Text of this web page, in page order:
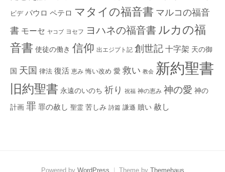
ビデ パウロ ペテロ マタイの福音書 マルコの福音
書 モーセ ヤコブ ヨセフ ヨハネの福音書 ルカの福
音書 使徒の働き 信仰 出エジプト記 創世記 十字架 天の御
国 天国 律法 復活 恵み 悔い改め 愛 救い 教会 新約聖書
旧約聖書 永遠のいのち 祈り 祝福 神の恵み 神の愛 神の
計画 罪 罪の赦し 聖霊 苦しみ 詩篇 謙遜 贖い 赦し
Powered by WordPress Theme by Themehaus